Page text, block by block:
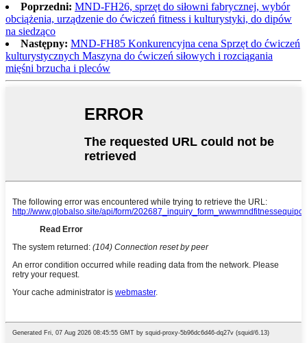
Poprzedni: MND-FH26, sprzęt do siłowni fabrycznej, wybór
obciążenia, urządzenie do ćwiczeń fitness i kulturystyki, do dipów
na siedząco
Następny: MND-FH85 Konkurencyjna cena Sprzęt do ćwiczeń
kulturystycznych Maszyna do ćwiczeń siłowych i rozciągania
mięśni brzucha i pleców